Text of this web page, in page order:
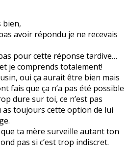
bien,
avoir répondu je ne recevais
pour cette réponse tardive…
je comprends totalement!
oui ça aurait être bien mais
fais que ça n’a pas été possible
dure sur toi, ce n’est pas
as toujours cette option de lui
ta mère surveille autant ton
pas si c’est trop indiscret.